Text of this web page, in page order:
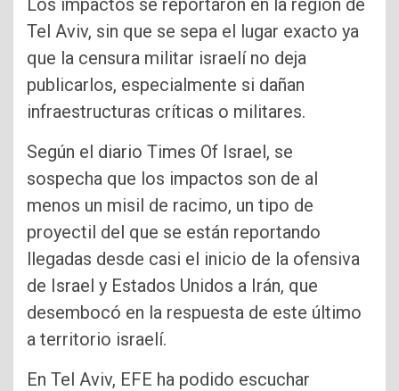
Tel Aviv, sin que se sepa el lugar exacto ya
que la censura militar israelí no deja
publicarlos, especialmente si dañan
infraestructuras críticas o militares.
Según el diario Times Of Israel, se
sospecha que los impactos son de al
menos un misil de racimo, un tipo de
proyectil del que se están reportando
llegadas desde casi el inicio de la ofensiva
de Israel y Estados Unidos a Irán, que
desembocó en la respuesta de este último
a territorio israelí.
En Tel Aviv, EFE ha podido escuchar